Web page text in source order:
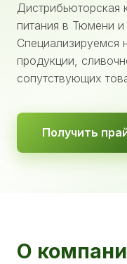
Дистрибьюторская
питания в Тюмени
Специализируемся
продукции,
сопутствующих
Получить
О